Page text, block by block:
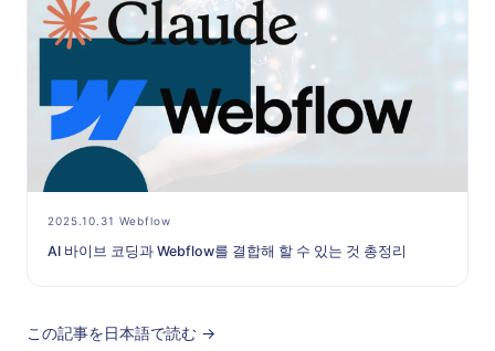
2025.10.31 Webflow
AI 바이브 코딩과 Webflow를 결합해 할 수 있는 것 총정리
この記事を日本語で読む →